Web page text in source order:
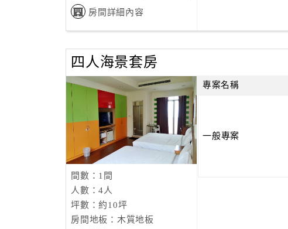
房間詳細內容
四人海景套房
間數：1間
人數：4人
坪數：約10坪
房間地板：木質地板
專案名稱
一般專案